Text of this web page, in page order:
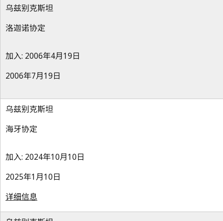
乌兹别克斯坦
洛迦诺协定
加入: 2006年4月19日
2006年7月19日
乌兹别克斯坦
海牙协定
加入: 2024年10月10日
2025年1月10日
详细信息